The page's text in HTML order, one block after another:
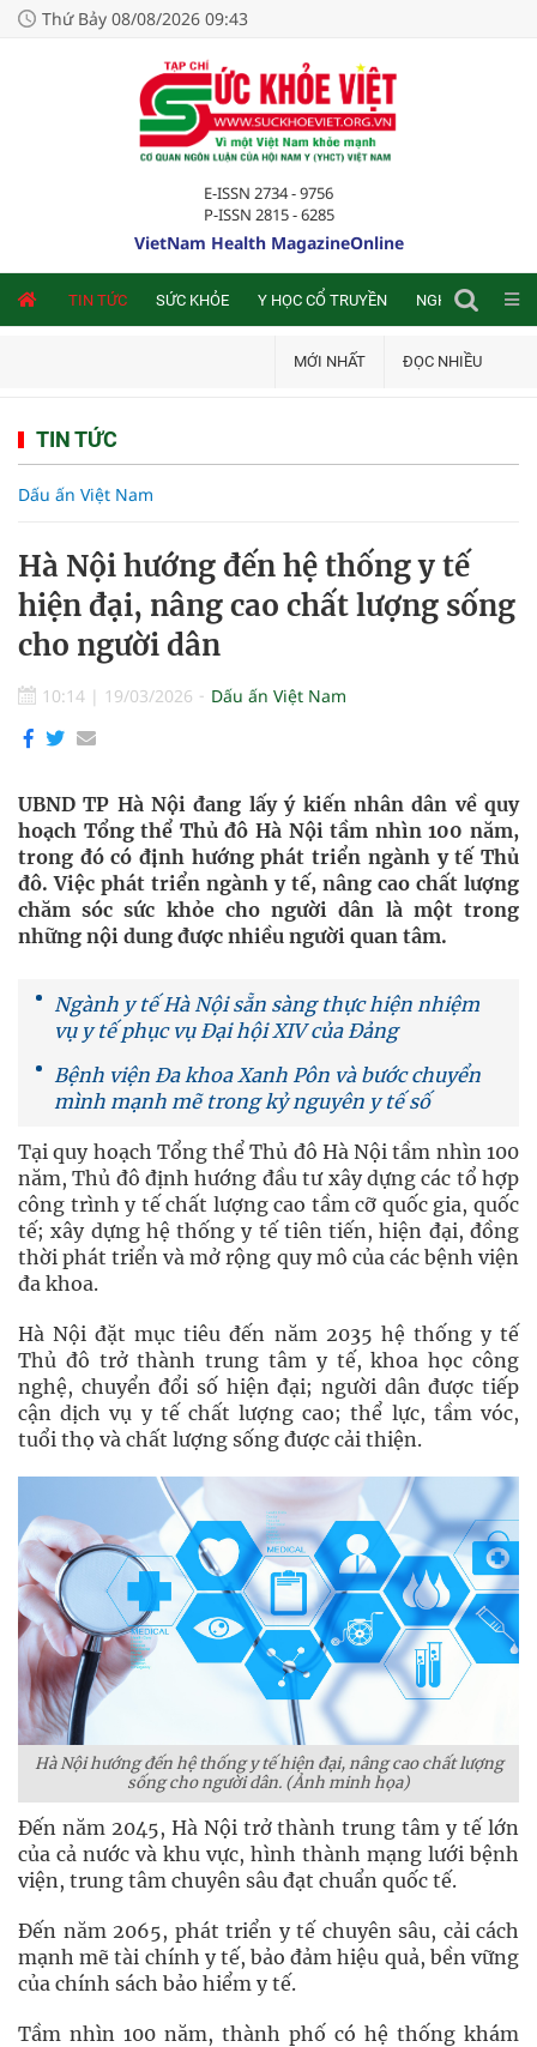
Thứ Bảy 08/08/2026 09:43
E-ISSN 2734 - 9756
P-ISSN 2815 - 6285
VietNam Health MagazineOnline
TIN TỨC SỨC KHỎE Y HỌC CỔ TRUYỀN NGHIÊN CỨU
MỚI NHẤT ĐỌC NHIỀU
TIN TỨC
Dấu ấn Việt Nam
Hà Nội hướng đến hệ thống y tế
hiện đại, nâng cao chất lượng sống
cho người dân
10:14 | 19/03/2026 Dấu ấn Việt Nam
UBND TP Hà Nội đang lấy ý kiến nhân dân về quy
hoạch Tổng thể Thủ đô Hà Nội tầm nhìn 100 năm,
trong đó có định hướng phát triển ngành y tế Thủ
đô. Việc phát triển ngành y tế, nâng cao chất lượng
chăm sóc sức khỏe cho người dân là một trong
những nội dung được nhiều người quan tâm.
Ngành y tế Hà Nội sẵn sàng thực hiện nhiệm
vụ y tế phục vụ Đại hội XIV của Đảng
Bệnh viện Đa khoa Xanh Pôn và bước chuyển
mình mạnh mẽ trong kỷ nguyên y tế số
Tại quy hoạch Tổng thể Thủ đô Hà Nội tầm nhìn 100
năm, Thủ đô định hướng đầu tư xây dựng các tổ hợp
công trình y tế chất lượng cao tầm cỡ quốc gia, quốc
tế; xây dựng hệ thống y tế tiên tiến, hiện đại, đồng
thời phát triển và mở rộng quy mô của các bệnh viện
đa khoa.
Hà Nội đặt mục tiêu đến năm 2035 hệ thống y tế
Thủ đô trở thành trung tâm y tế, khoa học công
nghệ, chuyển đổi số hiện đại; người dân được tiếp
cận dịch vụ y tế chất lượng cao; thể lực, tầm vóc,
tuổi thọ và chất lượng sống được cải thiện.
Hà Nội hướng đến hệ thống y tế hiện đại, nâng cao chất lượng
sống cho người dân. (Ảnh minh họa)
Đến năm 2045, Hà Nội trở thành trung tâm y tế lớn
của cả nước và khu vực, hình thành mạng lưới bệnh
viện, trung tâm chuyên sâu đạt chuẩn quốc tế.
Đến năm 2065, phát triển y tế chuyên sâu, cải cách
mạnh mẽ tài chính y tế, bảo đảm hiệu quả, bền vững
của chính sách bảo hiểm y tế.
Tầm nhìn 100 năm, thành phố có hệ thống khám